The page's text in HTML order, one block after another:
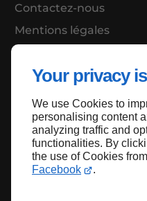
Your privacy
We use Cookies to
personalising content
analyzing traffic and
functionalities. By
the use of Cookies
Facebook
.
Contactez-nous
Mentions légales